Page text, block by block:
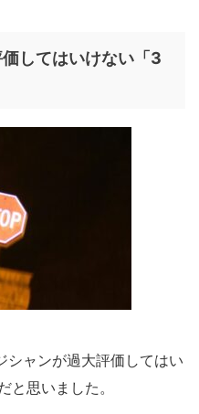
してはいけない「3
シャンが過大評価してはい
と思いました。